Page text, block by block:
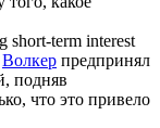
short-term interest
Волкер предпринял
подняв
что это привело